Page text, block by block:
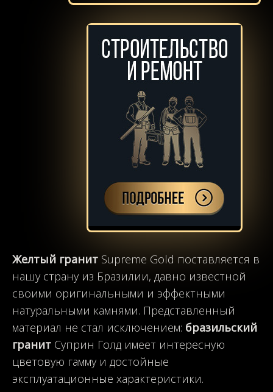
Желтый гранит Supreme Gold поставляется в
нашу страну из Бразилии, давно известной
своими оригинальными и эффектными
натуральными камнями. Представленный
материал не стал исключением: бразильский
гранит Суприн Голд имеет интересную
цветовую гамму и достойные
эксплуатационные характеристики.